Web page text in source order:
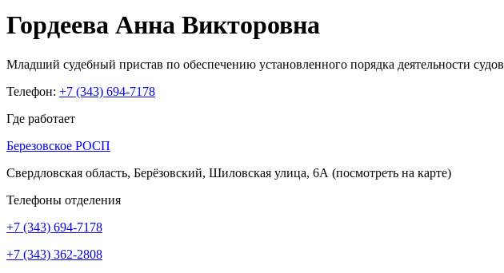
Гордеева Анна Викторовна
Младший судебный пристав по обеспечению установленного порядка деятельности судов
Телефон: +7 (343) 694-7178
Где работает
Березовское РОСП
Свердловская область, Берёзовский, Шиловская улица, 6А (посмотреть на карте)
Телефоны отделения
+7 (343) 694-7178
+7 (343) 362-2808